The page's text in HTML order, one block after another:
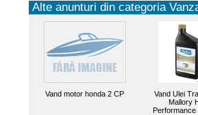
Alte anunturi din categoria
Vand motor honda 2 CP
Vand Ulei
Mallory